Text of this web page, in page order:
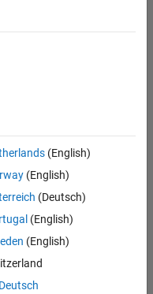
(English)
(English)
(Deutsch)
(English)
(English)
Deutsch